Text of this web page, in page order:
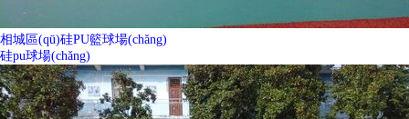
相城區(qū)硅PU籃球場(chǎng)
硅pu球場(chǎng)